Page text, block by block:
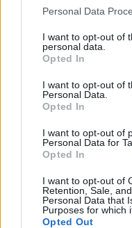
Personal Data
I want to opt-out of
personal data.
Opted In
I want to opt-out of
Personal Data.
Opted In
I want to opt-out of
Personal Data for
Opted In
I want to opt-out of
Retention, Sale,
Personal Data that
Purposes for which
Opted Out